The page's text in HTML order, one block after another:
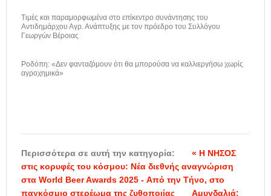
Τιμές και παραμορφωμένα στο επίκεντρο συνάντησης του
Αντιδημάρχου Αγρ. Ανάπτυξης με τον πρόεδρο του Συλλόγου
Γεωργών Βέροιας
Ροδόπη: «Δεν φανταζόμουν ότι θα μπορούσα να καλλιεργήσω χωρίς
αγροχημικά»
Περισσότερα σε αυτή την κατηγορία:
« Η ΝΗΣΟΣ
στις κορυφές του κόσμου: Νέα διεθνής αναγνώριση
στα World Beer Awards 2025 - Από την Τήνο, στο
παγκόσμιο στερέωμα της ζυθοποιίας
Αμυγδαλιά: